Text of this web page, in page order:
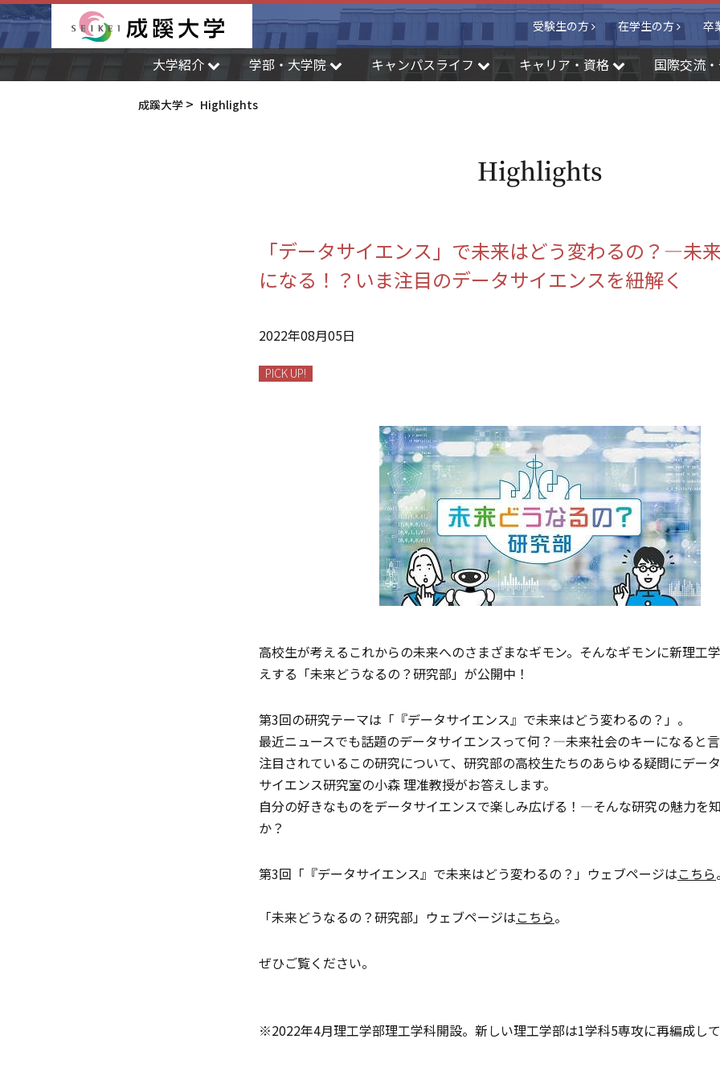
成蹊大学
受験生の方 在学生の方 卒
大学紹介 学部・大学院 キャンパスライフ キャリア・資格 国際交流
成蹊大学 Highlights
Highlights
「データサイエンス」で未来はどう変わるの？―未
になる！？いま注目のデータサイエンスを紐解く
2022年08月05日
PICK UP!
高校生が考えるこれからの未来へのさまざまなギモン。そんなギモンに新理工
えする「未来どうなるの？研究部」が公開中！
第3回の研究テーマは「『データサイエンス』で未来はどう変わるの？」。
最近ニュースでも話題のデータサイエンスって何？―未来社会のキーになると
注目されているこの研究について、研究部の高校生たちのあらゆる疑問にデー
サイエンス研究室の小森 理准教授がお答えします。
自分の好きなものをデータサイエンスで楽しみ広げる！―そんな研究の魅力を
か？
第3回「『データサイエンス』で未来はどう変わるの？」ウェブページはこちら。
「未来どうなるの？研究部」ウェブページはこちら。
ぜひご覧ください。
※2022年4月理工学部理工学科開設。新しい理工学部は1学科5専攻に再編成して